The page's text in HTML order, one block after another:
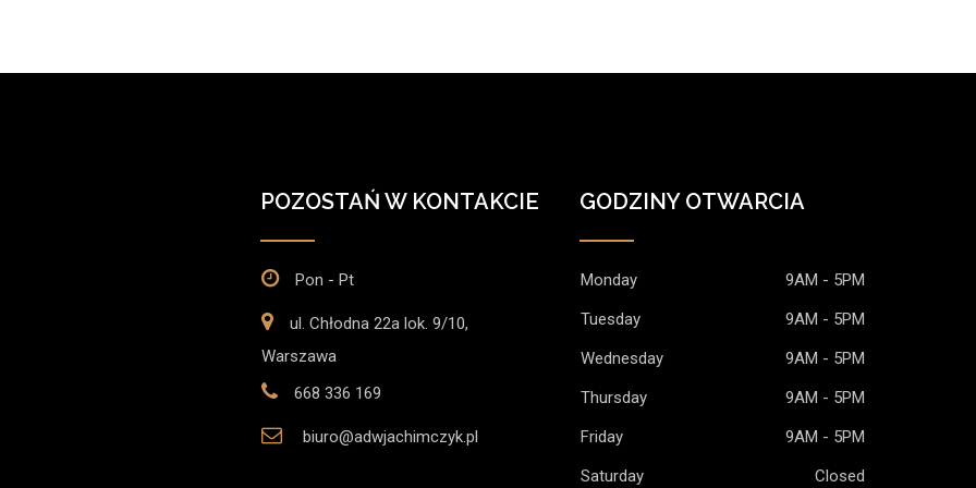
POZOSTAŃ W KONTAKCIE
Pon - Pt
ul. Chłodna 22a lok. 9/10,
Warszawa
668 336 169
biuro@adwjachimczyk.pl
GODZINY OTWARCIA
Monday
9AM - 5PM
Tuesday
9AM - 5PM
Wednesday
9AM - 5PM
Thursday
9AM - 5PM
Friday
9AM - 5PM
Saturday
Closed